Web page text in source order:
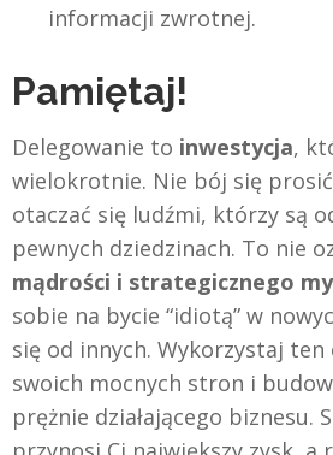
informacji zwrotnej.
Pamiętaj!
Delegowanie to inwestycja,
wielokrotnie. Nie bój się
otaczać się ludźmi, którzy są
pewnych dziedzinach. To nie
mądrości i strategicznego
sobie na bycie “idiotą” w
się od innych. Wykorzystaj ten
swoich mocnych stron i
prężnie działającego biznesu.